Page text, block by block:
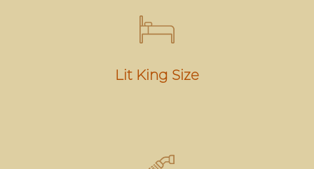
Lit King Size